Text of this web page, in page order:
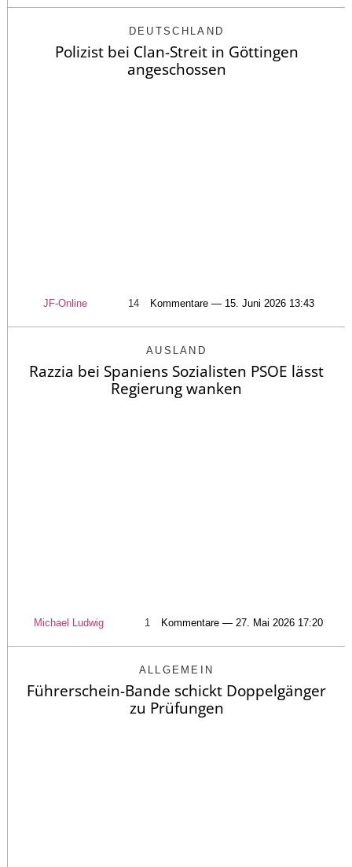
DEUTSCHLAND
Polizist bei Clan-Streit in Göttingen
angeschossen
JF-Online 14 Kommentare — 15. Juni 2026 13:43
AUSLAND
Razzia bei Spaniens Sozialisten PSOE lässt
Regierung wanken
Michael Ludwig 1 Kommentare — 27. Mai 2026 17:20
ALLGEMEIN
Führerschein-Bande schickt Doppelgänger
zu Prüfungen